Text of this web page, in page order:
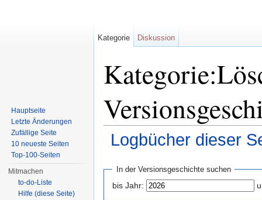
Logbücher dieser
In der Versionsgeschichte suchen
bis Jahr:
Kategorie Diskussion
Hauptseite
Letzte Änderungen
Zufällige Seite
10 neueste Seiten
Top-100-Seiten
Mitmachen
to-do-Liste
Hilfe (diese Seite)